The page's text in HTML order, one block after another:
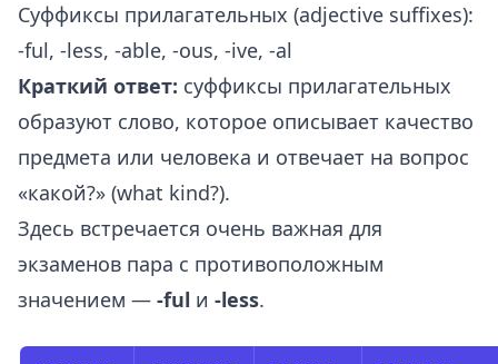
Суффиксы прилагательных (adjective suffixes):
-ful, -less, -able, -ous, -ive, -al
Краткий ответ: суффиксы прилагательных
образуют слово, которое описывает качество
предмета или человека и отвечает на вопрос
«какой?» (what kind?).
Здесь встречается очень важная для
экзаменов пара с противоположным
значением — -ful и -less.